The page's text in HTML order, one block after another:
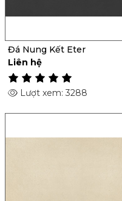
Đá Nung Kết Eter
Liên hệ
Lượt xem: 3288